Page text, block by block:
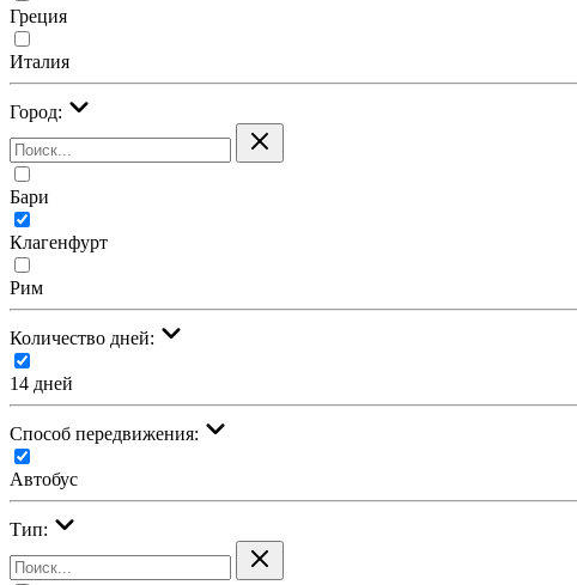
Греция
Италия
Город:
Бари
Клагенфурт
Рим
Количество дней:
14 дней
Cпособ передвижения:
Автобус
Тип: